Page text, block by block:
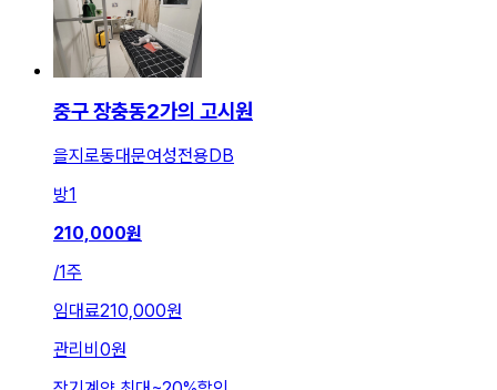
중구 장충동2가의 고시원
을지로동대문여성전용DB
방1
210,000원
/1주
임대료210,000원
관리비 0원